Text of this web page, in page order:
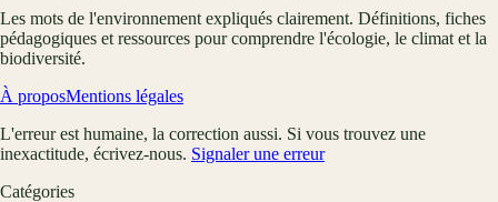
Les mots de l'environnement expliqués clairement. Définitions, fiches
pédagogiques et ressources pour comprendre l'écologie, le climat et la
biodiversité.
À proposMentions légales
L'erreur est humaine, la correction aussi. Si vous trouvez une
inexactitude, écrivez-nous. Signaler une erreur
Catégories